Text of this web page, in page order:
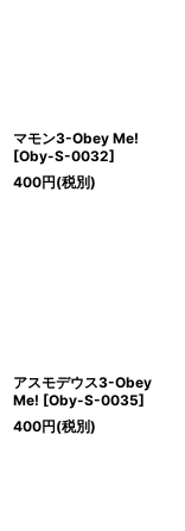
マモン3-Obey Me!
[Oby-S-0032]
400円(税別)
アスモデウス3-Obey
Me! [Oby-S-0035]
400円(税別)